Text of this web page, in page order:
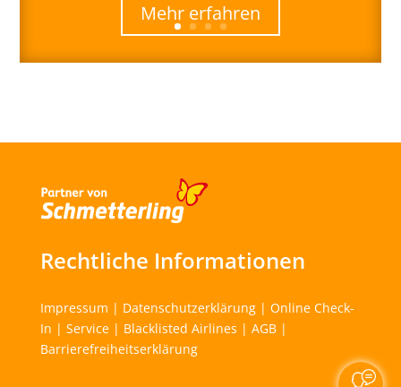
Mehr erfahren
Rechtliche Informationen
Impressum | Datenschutzerklärung| Online Check-
In | Service| Blacklisted Airlines | AGB|
Barrierefreiheitserklärung